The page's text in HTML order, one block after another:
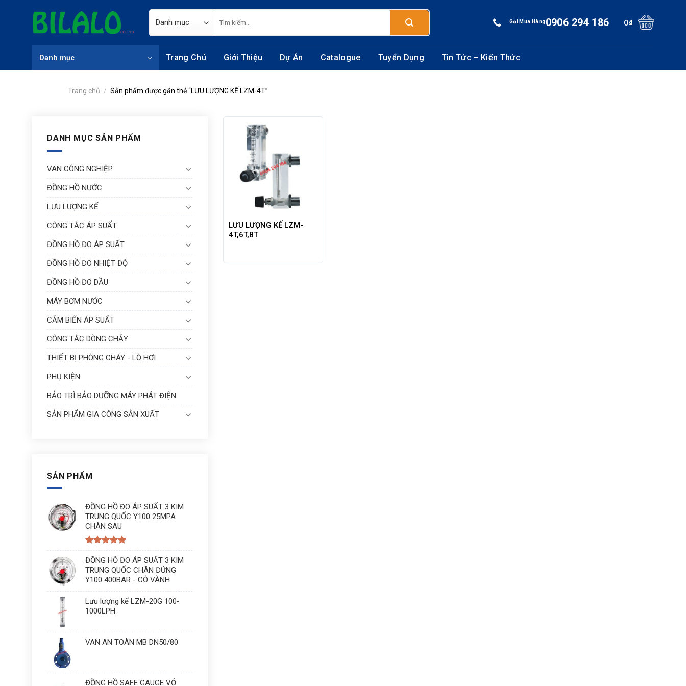
kiếm:
Gọi Mua Hàng0906 294 186 0₫
Danh mục Trang Chủ Giới Thiệu Dự Án Catalogue Tuyển Dụng Tin Tức – Kiến Thức
Trang chủ / Sản phẩm được gắn thẻ “LƯU LƯỢNG KẾ LZM-4T”
DANH MỤC SẢN PHẨM
VAN CÔNG NGHIỆP
ĐỒNG HỒ NƯỚC
LƯU LƯỢNG KẾ
CÔNG TẮC ÁP SUẤT
ĐỒNG HỒ ĐO ÁP SUẤT
ĐỒNG HỒ ĐO NHIỆT ĐỘ
ĐỒNG HỒ ĐO DẦU
MÁY BƠM NƯỚC
CẢM BIẾN ÁP SUẤT
CÔNG TẮC DÒNG CHẢY
THIẾT BỊ PHÒNG CHÁY - LÒ HƠI
PHỤ KIỆN
BẢO TRÌ BẢO DƯỠNG MÁY PHÁT ĐIỆN
SẢN PHẨM GIA CÔNG SẢN XUẤT
SẢN PHẨM
ĐỒNG HỒ ĐO ÁP SUẤT 3 KIM
TRUNG QUỐC Y100 25MPA
CHÂN SAU
Được xếp
hạng 55
sao
ĐỒNG HỒ ĐO ÁP SUẤT 3 KIM
TRUNG QUỐC CHÂN ĐỨNG
Y100 400BAR - CÓ VÀNH
Lưu lượng kế LZM-20G 100-
1000LPH
VAN AN TOÀN MB DN50/80
ĐỒNG HỒ SAFE GAUGE VỎ
LƯU LƯỢNG KẾ LZM-
4T,6T,8T